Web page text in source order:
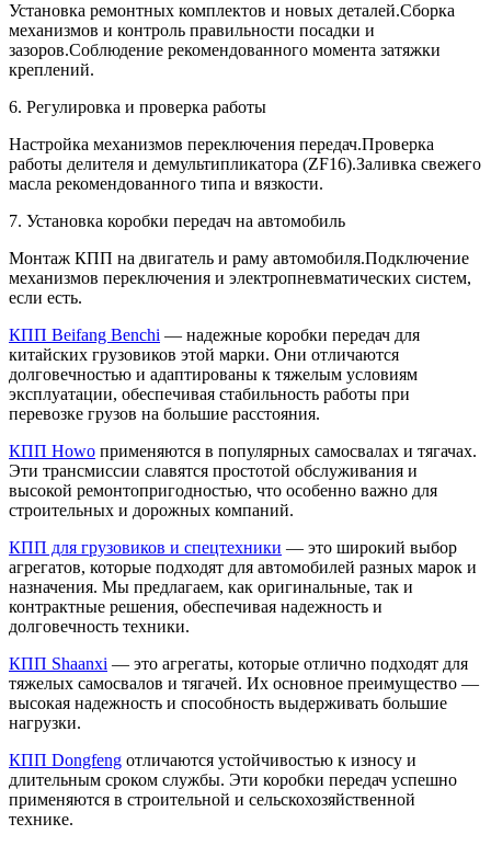
Установка ремонтных комплектов и новых деталей.Сборка
механизмов и контроль правильности посадки и
зазоров.Соблюдение рекомендованного момента затяжки
креплений.
6. Регулировка и проверка работы
Настройка механизмов переключения передач.Проверка
работы делителя и демультипликатора (ZF16).Заливка свежего
масла рекомендованного типа и вязкости.
7. Установка коробки передач на автомобиль
Монтаж КПП на двигатель и раму автомобиля.Подключение
механизмов переключения и электропневматических систем,
если есть.
КПП Beifang Benchi — надежные коробки передач для
китайских грузовиков этой марки. Они отличаются
долговечностью и адаптированы к тяжелым условиям
эксплуатации, обеспечивая стабильность работы при
перевозке грузов на большие расстояния.
КПП Howo применяются в популярных самосвалах и тягачах.
Эти трансмиссии славятся простотой обслуживания и
высокой ремонтопригодностью, что особенно важно для
строительных и дорожных компаний.
КПП для грузовиков и спецтехники — это широкий выбор
агрегатов, которые подходят для автомобилей разных марок и
назначения. Мы предлагаем, как оригинальные, так и
контрактные решения, обеспечивая надежность и
долговечность техники.
КПП Shaanxi — это агрегаты, которые отлично подходят для
тяжелых самосвалов и тягачей. Их основное преимущество —
высокая надежность и способность выдерживать большие
нагрузки.
КПП Dongfeng отличаются устойчивостью к износу и
длительным сроком службы. Эти коробки передач успешно
применяются в строительной и сельскохозяйственной
технике.